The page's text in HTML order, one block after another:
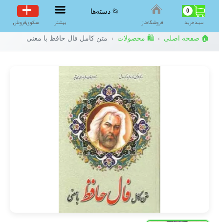
0
سبد‌خرید فروشگاه‌ناز
📂 دسته‌ها
بیشتر سکوی‌فروش
🏠 صفحه اصلی › 🛍️ محصولات › متن کامل فال حافظ با معنی